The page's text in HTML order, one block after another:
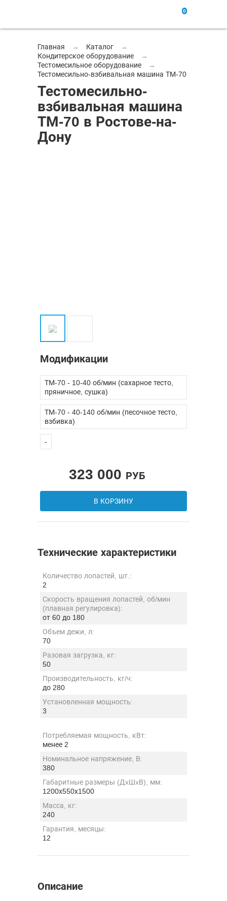
0
Главная → Каталог
→
Кондитерское оборудование
→
Тестомесильное оборудование
→
Тестомесильно-взбивальная машина ТМ-70
Тестомесильно-
взбивальная машина
ТМ-70 в Ростове-на-
Дону
Модификации
ТМ-70 - 10-40 об/мин (сахарное тесто,
пряничное, сушка)
ТМ-70 - 40-140 об/мин (песочное тесто,
взбивка)
-
323 000 РУБ
В КОРЗИНУ
Технические характеристики
Количество лопастей, шт.:
2
Скорость вращения лопастей, об/мин
(плавная регулировка):
от 60 до 180
Объем дежи, л:
70
Разовая загрузка, кг:
50
Производительность, кг/ч:
до 280
Установленная мощность:
3
Потребляемая мощность, кВт:
менее 2
Номинальное напряжение, В:
380
Габаритные размеры (ДxШxВ), мм:
1200х550х1500
Масса, кг:
240
Гарантия, месяцы:
12
Описание